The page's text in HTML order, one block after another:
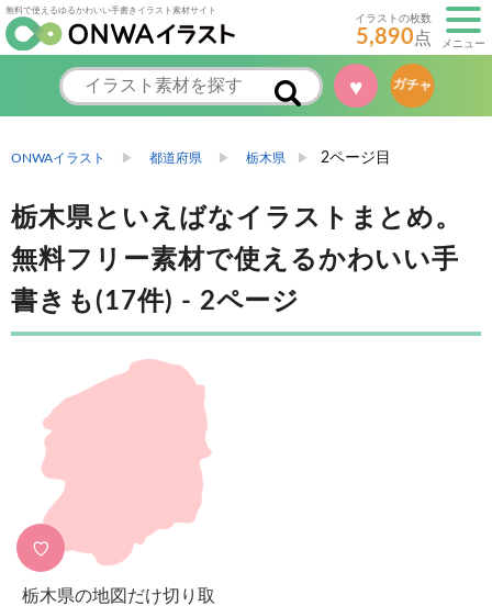
無料で使えるゆるかわいい手書きイラスト素材サイト
イラストの枚数
5,890点 メニュー
♥ ガチャ
ONWAイラスト 都道府県 栃木県 2ページ目
栃木県といえばなイラストまとめ。
無料フリー素材で使えるかわいい手
書きも(17件) - 2ページ
♡
栃木県の地図だけ切り取